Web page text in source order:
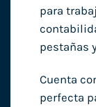
para
pestañas
Cuenta
perfecta